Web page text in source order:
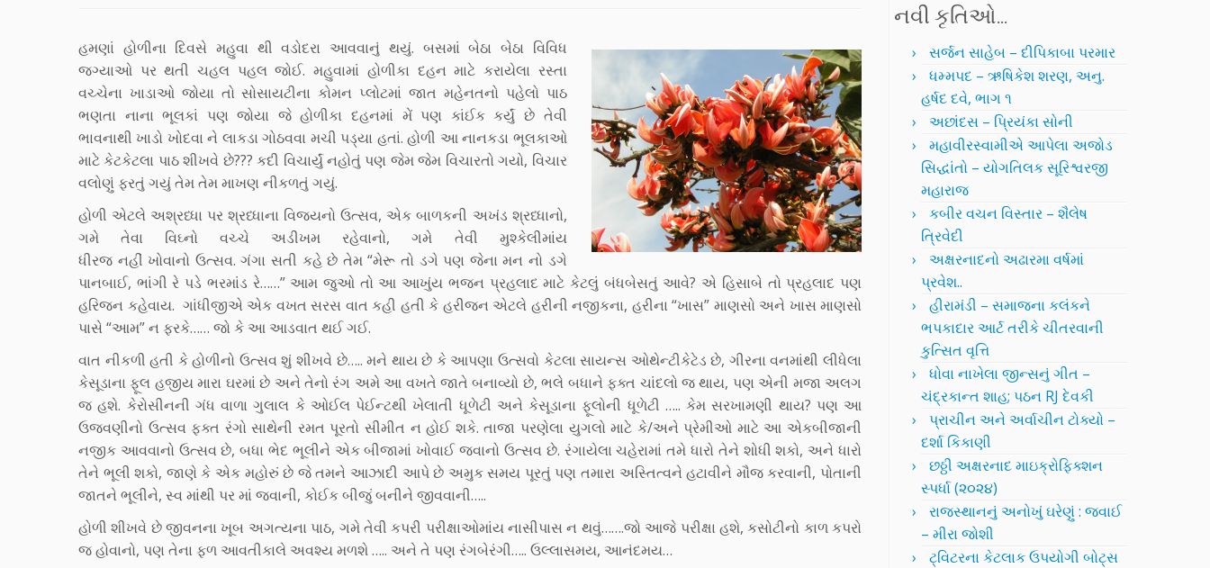
હમણાં હોળીના દિવસે મહુવા થી વડોદરા આવવાનું થયું. બસમાં બેઠા બેઠા વિવિધ
જગ્યાઓ પર થતી ચહલ પહલ જોઈ. મહુવામાં હોળીકા દહન માટે કરાયેલા રસ્તા
વચ્ચેના ખાડાઓ જોયા તો સોસાયટીના કોમન પ્લોટમાં જાત મહેનતનો પહેલો પાઠ
ભણતા નાના ભૂલકાં પણ જોયા જે હોળીકા દહનમાં મેં પણ કાંઈક કર્યું છે તેવી
ભાવનાથી ખાડો ખોદવા ને લાકડા ગોઠવવા મચી પડ્યા હતાં. હોળી આ નાનકડા ભૂલકાઓ
માટે કેટકેટલા પાઠ શીખવે છે??? કદી વિચાર્યું નહોતું પણ જેમ જેમ વિચારતો ગયો, વિચાર
વલોણું ફરતું ગયું તેમ તેમ માખણ નીકળતું ગયું.
હોળી એટલે અશ્રધ્ધા પર શ્રધ્ધાના વિજયનો ઉત્સવ, એક બાળકની અખંડ શ્રધ્ધાનો,
ગમે તેવા વિઘ્નો વચ્ચે અડીખમ રહેવાનો, ગમે તેવી મુશ્કેલીમાંય
ધીરજ નહીં ખોવાનો ઉત્સવ. ગંગા સતી કહે છે તેમ “મેરૂ તો ડગે પણ જેના મન નો ડગે
પાનબાઈ, ભાંગી રે પડે ભરમાંડ રે……” આમ જુઓ તો આ આખુંય ભજન પ્રહલાદ માટે કેટલું બંધબેસતું આવે? એ હિસાબે તો પ્રહલાદ પણ
હરિજન કહેવાય. ગાંધીજીએ એક વખત સરસ વાત કહી હતી કે હરીજન એટલે હરીની નજીકના, હરીના “ખાસ” માણસો અને ખાસ માણસો
પાસે “આમ” ન ફરકે…… જો કે આ આડવાત થઈ ગઈ.
વાત નીકળી હતી કે હોળીનો ઉત્સવ શું શીખવે છે….. મને થાય છે કે આપણા ઉત્સવો કેટલા સાયન્સ ઓથેન્ટીકેટેડ છે, ગીરના વનમાંથી લીધેલા
કેસૂડાના ફૂલ હજીય મારા ઘરમાં છે અને તેનો રંગ અમે આ વખતે જાતે બનાવ્યો છે, ભલે બધાને ફક્ત ચાંદલો જ થાય, પણ એની મજા અલગ
જ હશે. કેરોસીનની ગંધ વાળા ગુલાલ કે ઓઈલ પેઈન્ટથી ખેલાતી ધૂળેટી અને કેસૂડાના ફૂલોની ધૂળેટી ….. કેમ સરખામણી થાય? પણ આ
ઉજવણીનો ઉત્સવ ફક્ત રંગો સાથેની રમત પૂરતો સીમીત ન હોઈ શકે. તાજા પરણેલા યુગલો માટે કે/અને પ્રેમીઓ માટે આ એકબીજાની
નજીક આવવાનો ઉત્સવ છે, બધા ભેદ ભૂલીને એક બીજામાં ખોવાઈ જવાનો ઉત્સવ છે. રંગાયેલા ચહેરામાં તમે ધારો તેને શોધી શકો, અને ધારો
તેને ભૂલી શકો, જાણે કે એક મહોરું છે જે તમને આઝાદી આપે છે અમુક સમય પૂરતું પણ તમારા અસ્તિત્વને હટાવીને મૌજ કરવાની, પોતાની
જાતને ભૂલીને, સ્વ માંથી પર માં જવાની, કોઈક બીજું બનીને જીવવાની…..
હોળી શીખવે છે જીવનના ખૂબ અગત્યના પાઠ, ગમે તેવી કપરી પરીક્ષાઓમાંય નાસીપાસ ન થવું…….જો આજે પરીક્ષા હશે, કસોટીનો કાળ કપરો
જ હોવાનો, પણ તેના ફળ આવતીકાલે અવશ્ય મળશે ….. અને તે પણ રંગબેરંગી….. ઉલ્લાસમય, આનંદમય…
નવી કૃતિઓ…
સર્જન સાહેબ – દીપિકાબા પરમાર
ધમ્મપદ – ઋષિકેશ શરણ, અનુ.
હર્ષદ દવે, ભાગ ૧
અછાંદસ – પ્રિયંકા સોની
મહાવીરસ્વામીએ આપેલા અજોડ
સિદ્ધાંતો – યોગતિલક સૂરિશ્વરજી
મહારાજ
કબીર વચન વિસ્તાર – શૈલેષ
ત્રિવેદી
અક્ષરનાદનો અઢારમા વર્ષમાં
પ્રવેશ..
હીરામંડી – સમાજના કલંકને
ભપકાદાર આર્ટ તરીકે ચીતરવાની
કુત્સિત વૃત્તિ
ધોવા નાખેલા જીન્સનું ગીત –
ચંદ્રકાન્ત શાહ; પઠન RJ દેવકી
પ્રાચીન અને અર્વાચીન ટોક્યો –
દર્શા કિકાણી
છઠ્ઠી અક્ષરનાદ માઇક્રોફિક્શન
સ્પર્ધા (૨૦૨૪)
રાજસ્થાનનું અનોખું ઘરેણું : જવાઈ
– મીરા જોશી
ટ્વિટરના કેટલાક ઉપયોગી બોટ્સ